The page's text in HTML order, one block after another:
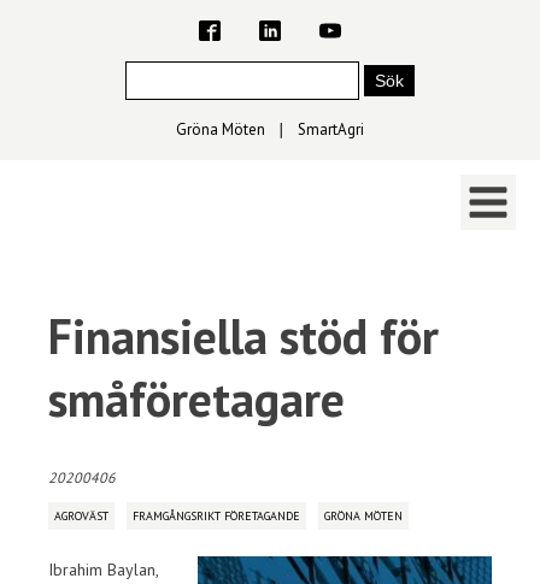
Gröna Möten ∣ SmartAgri
Finansiella stöd för
småföretagare
20200406
AGROVÄST FRAMGÅNGSRIKT FÖRETAGANDE GRÖNA MÖTEN
Ibrahim Baylan,